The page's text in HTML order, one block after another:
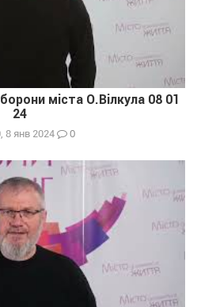
міста О.Вілкула 08 01
24
8 янв 2024 0